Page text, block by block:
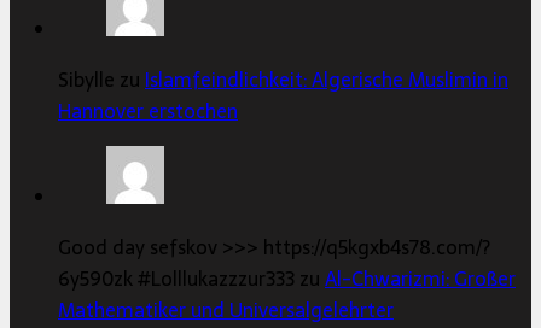
Sibylle zuIslamfeindlichkeit: Algerische Muslimin in
Hannover erstochen
Good day sefskov >>> https://q5kgxb4s78.com/?
6y590zk #Lolllukazzzur333 zuAl-Chwarizmi: Großer
Mathematiker und Universalgelehrter